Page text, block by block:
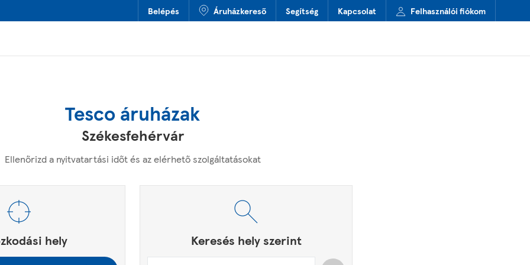
Belépés Áruházkereső Segítség Kapcsolat Felhasználói fiókom
Tesco áruházak
Székesfehérvár
Ellenőrizd a nyitvatartási időt és az elérhető szolgáltatásokat
hely Keresés hely szerint